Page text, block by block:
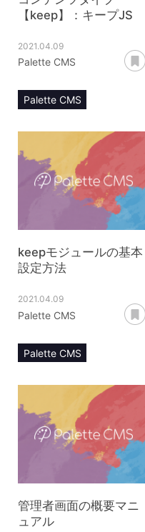
【keep】：キープJS
2021.04.09
Palette CMS
Palette CMS
コンテンツ管理
キープJS
keepモジュールの基本
設定方法
2021.04.09
Palette CMS
Palette CMS
keepモジュール
管理者画面の概要マニ
ュアル